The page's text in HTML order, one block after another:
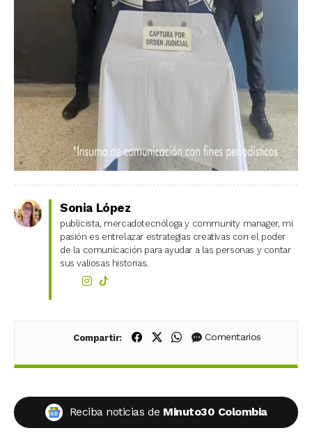
Sonia López
publicista, mercadotecnóloga y community manager, mi
pasión es entrelazar estrategias creativas con el poder
de la comunicación para ayudar a las personas y contar
sus valiosas historias.
Compartir: Compartir en Facebook
Compartir en X (Twitter)
Compartir en WhatsApp
Comentarios
Reciba noticias de Minuto30 Colombia